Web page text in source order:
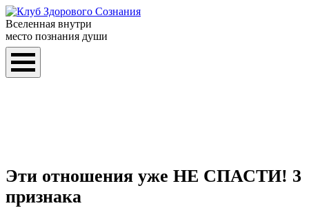
Вселенная внутри
место познания души
Эти отношения уже НЕ СПАСТИ! 3
признака